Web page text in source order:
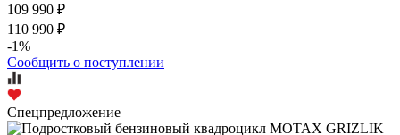
109 990 ₽
110 990 ₽
-1%
Сообщить о поступлении
Спецпредложение